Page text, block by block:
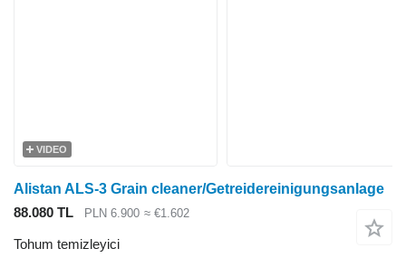
VIDEO
Alistan ALS-3 Grain cleaner/Getreidereinigungsanlage
88.080 TL
PLN 6.900 ≈ €1.602
Tohum temizleyici